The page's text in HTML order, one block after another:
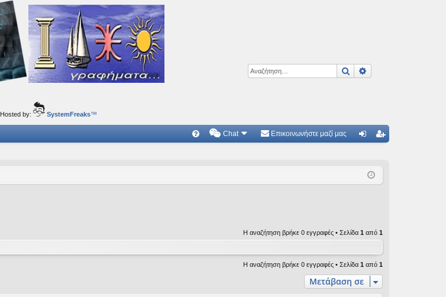
Αναζήτηση
Hosted by: SystemFreaks™
Γ
ήσ
εις
Chat Επικοινωνήστε μαζί μας
ρα
Η αναζήτηση βρήκε 0 εγγραφές • Σελίδα 1 από 1
Η αναζήτηση βρήκε 0 εγγραφές • Σελίδα 1 από 1
Μετάβαση σε